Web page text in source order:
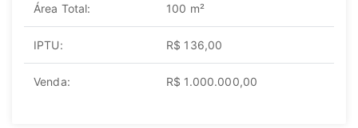
Área Total: 100 m²
IPTU: R$ 136,00
Venda: R$ 1.000.000,00